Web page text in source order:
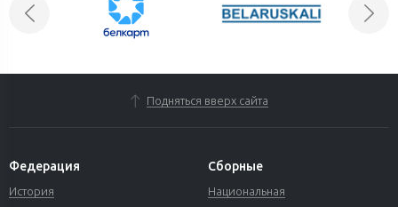
Подняться вверх сайта
Федерация
История
Сборные
Национальная